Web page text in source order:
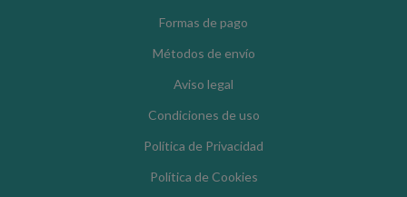
Formas de pago
Métodos de envío
Aviso legal
Condiciones de uso
Política de Privacidad
Política de Cookies